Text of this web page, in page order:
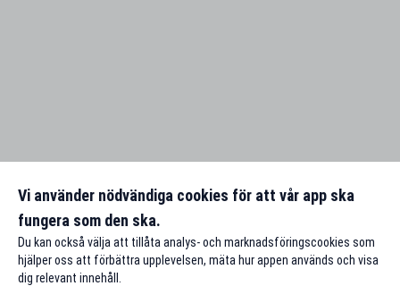
Vi använder nödvändiga cookies för att vår app ska
fungera som den ska.
Du kan också välja att tillåta analys- och marknadsföringscookies som
hjälper oss att förbättra upplevelsen, mäta hur appen används och visa
dig relevant innehåll.